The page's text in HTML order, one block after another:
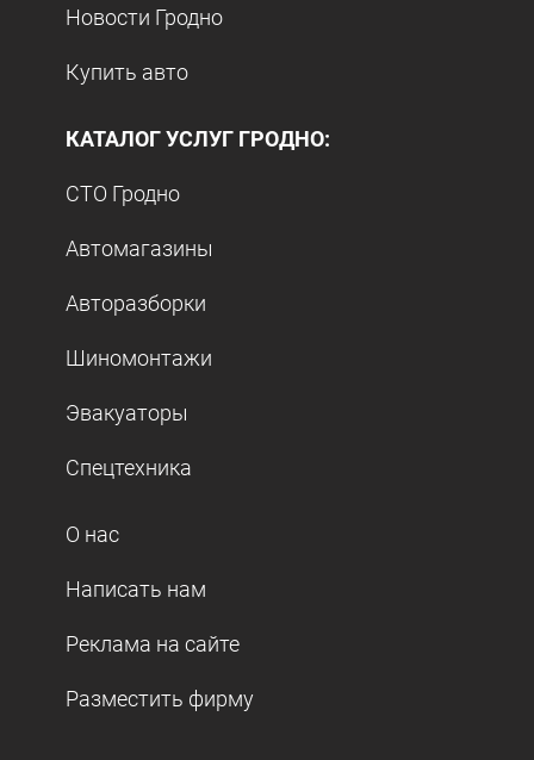
Новости Гродно
Купить авто
КАТАЛОГ УСЛУГ ГРОДНО:
СТО Гродно
Автомагазины
Авторазборки
Шиномонтажи
Эвакуаторы
Спецтехника
О нас
Написать нам
Реклама на сайте
Разместить фирму